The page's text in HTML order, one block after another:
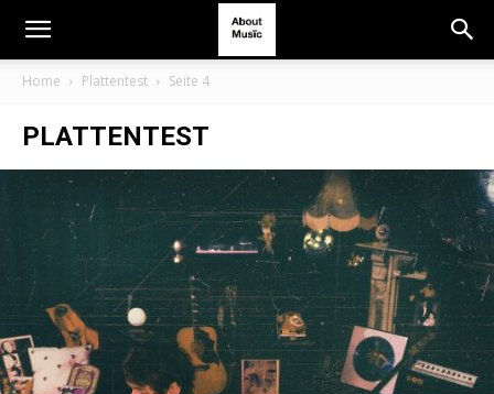
Home Plattentest Seite 4
PLATTENTEST